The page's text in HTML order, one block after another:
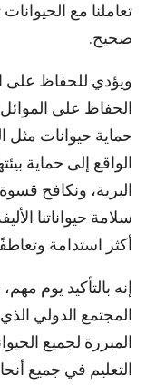
تعاملنا مع
صحيح.
ويؤدي للحفاظ على
الحفاظ على
حماية حيوانات مثل
الواقع إلى حماية
البرية، ونكافح
سلامة حيواناتنا
أكثر استدامة
المجتمع الدولي
المبررة لجميع
التعليم في جميع